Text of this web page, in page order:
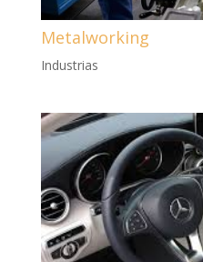
Metalworking
Industrias